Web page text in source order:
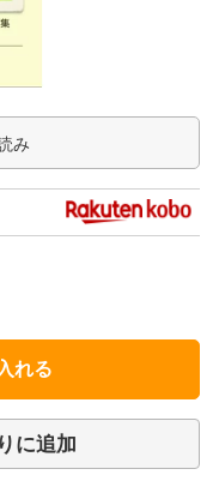
み
れる
に追加